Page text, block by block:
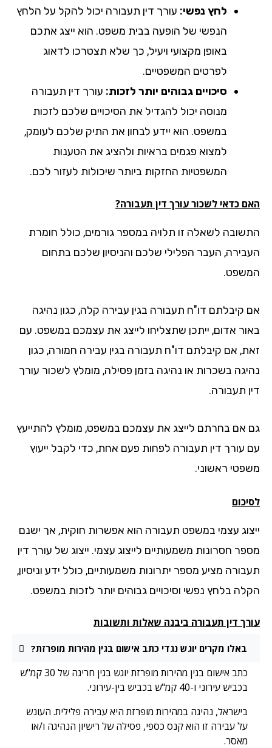
לחץ נפשי:עורך דין תעבורה יכול להקל על הלחץ
הנפשי של הופעה בבית משפט. הוא ייצג אתכם
באופן מקצועי ויעיל, כך שלא תצטרכו לדאוג
לפרטים המשפטיים.
סיכויים גבוהים יותר לזכות:עורך דין תעבורה
מנוסה יכול להגדיל את הסיכויים שלכם לזכות
במשפט. הוא יידע לבחון את התיק שלכם לעומק,
למצוא פגמים בראיות ולהציג את הטענות
המשפטיות החזקות ביותר שיכולות לעזור לכם.
כדאי לשכור עורך דין תעבורה?
לשאלה זו תלויה במספר גורמים, כולל חומרת
העבר הפלילי שלכם והניסיון שלכם בתחום
קיבלתם דו"ח תעבורה בגין עבירה קלה, כגון נהיגה
אדום, ייתכן שתצליחו לייצג את עצמכם במשפט. עם
אם קיבלתם דו"ח תעבורה בגין עבירה חמורה, כגון
בשכרות או נהיגה בזמן פסילה, מומלץ לשכור עורך
תעבורה.
אם בחרתם לייצג את עצמכם במשפט, מומלץ להתייעץ
עורך דין תעבורה לפחות פעם אחת, כדי לקבל ייעוץ
ראשוני.
עצמי במשפט תעבורה הוא אפשרות חוקית, אך ישנם
חסרונות משמעותיים לייצוג עצמי. ייצוג של עורך דין
מציע מספר יתרונות משמעותיים, כולל ידע וניסיון,
בלחץ נפשי וסיכויים גבוהים יותר לזכות במשפט.
דין תעבורה ביבנה שאלות ותשובות
באלו מקרים יוגש נגדי כתב אישום בגין מהירות מופרזת?
כתב אישום בגין מהירות מופרזת יוגש בגין חריגה של 30 קמ"ש
בכביש עירוני ו-40 קמ"ש בכביש בין-עירוני.
בישראל, נהיגה במהירות מופרזת היא עבירה פלילית. העונש
על עבירה זו הוא קנס כספי, פסילה של רישיון הנהיגה ו/או
מאסר.